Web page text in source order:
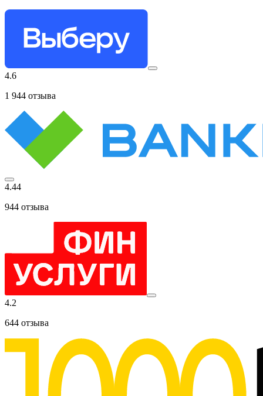
4.6
1 944 отзыва
4.44
944 отзыва
4.2
644 отзыва